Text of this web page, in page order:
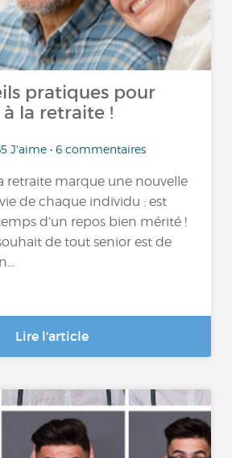
pratiques pour
la retraite !
J'aime • 6 commentaires
retraite marque une nouvelle
de chaque individu : est
d’un repos bien mérité !
de tout senior est de
Lire l'article